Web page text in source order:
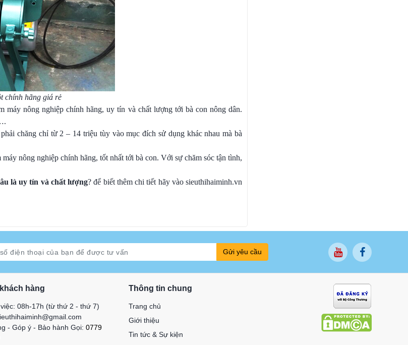
chính hãng giá rẻ
máy nông nghiệp chính hãng, uy tín và chất lượng tới bà con nông dân.
chăng chỉ từ 2 – 14 triệu tùy vào mục đích sử dụng khác nhau mà bà
nông nghiệp chính hãng, tốt nhất tới bà con. Với sự chăm sóc tận tình,
là uy tín và chất lượng? để biết thêm chi tiết hãy vào sieuthihaiminh.vn
Gửi yêu cầu
hàng
08h-17h (từ thứ 2 - thứ 7)
- Góp ý - Bảo hành Gọi: 0779
Thông tin chung
Trang chủ
Giới thiệu
Tin tức & Sự kiện